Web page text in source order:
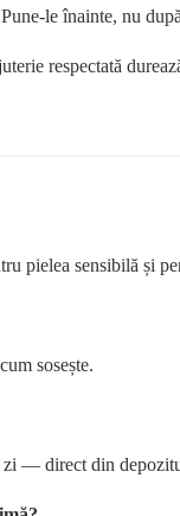
le înainte, nu
respectată
pielea sensibilă și
sosește.
zi — direct din